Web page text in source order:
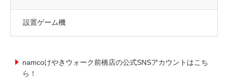
設置ゲーム機
namcoけやきウォーク前橋店の公式SNSアカウントはこち
ら！